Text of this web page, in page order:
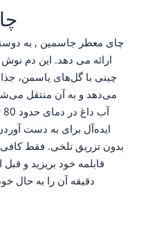
چای معطر جاسمین , به
ارائه می دهد. این دم
چینی با گل‌های یاسمن،
می‌دهد و به آن منتقل
ایده‌آل برای به دست
بدون تزریق تلخی. فقط
قابلمه خود بریزید و
دقیقه آن را به حال